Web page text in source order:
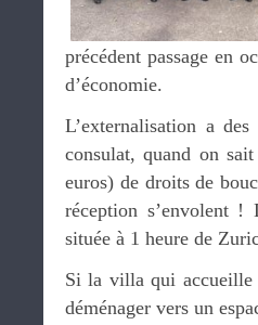
précédent passage en
d’économie.
L’externalisation a
consulat, quand on
euros) de droits de
réception s’envolent
située à 1 heure de
Si la villa qui accueille
déménager vers un